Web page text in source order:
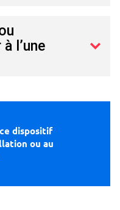
l’une
dispositif
ou au